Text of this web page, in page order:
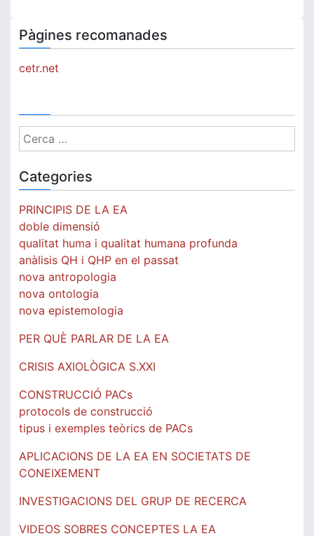
Pàgines recomanades
cetr.net
Cerca:
Categories
PRINCIPIS DE LA EA
doble dimensió
qualitat huma i qualitat humana profunda
anàlisis QH i QHP en el passat
nova antropologia
nova ontologia
nova epistemologia
PER QUÈ PARLAR DE LA EA
CRISIS AXIOLÒGICA S.XXI
CONSTRUCCIÓ PACs
protocols de construcció
tipus i exemples teòrics de PACs
APLICACIONS DE LA EA EN SOCIETATS DE
CONEIXEMENT
INVESTIGACIONS DEL GRUP DE RECERCA
VIDEOS SOBRES CONCEPTES LA EA